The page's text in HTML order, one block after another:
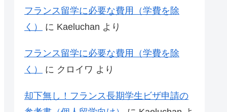
フランス留学に必要な費用（学費を除
く）
に Kaeluchan より
フランス留学に必要な費用（学費を除
く）
に クロイワ より
却下無し！フランス長期学生ビザ申請の